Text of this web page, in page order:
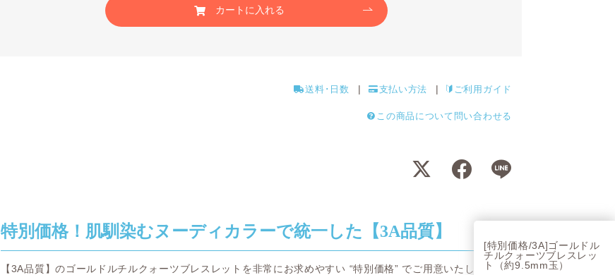
カートに入れる
[特別価格/3A]ゴールドル
チルクォーツブレスレッ
ト（約9.5mm玉）
送料･日数 支払い方法 ご利用ガイド
この商品について問い合わせる
特別価格！肌馴染むヌーディカラーで統一した【3A品質】
【3A品質】のゴールドルチルクォーツブレスレットを非常にお求めやすい “特別価格” でご用意いたしま